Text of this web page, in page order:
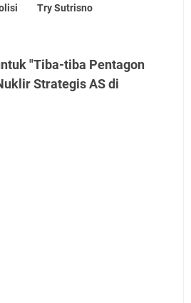
Try Sutrisno
"Tiba-tiba Pentagon
Strategis AS di